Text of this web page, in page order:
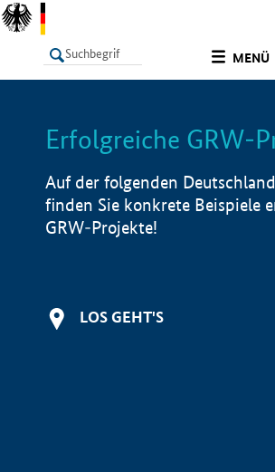
MENÜ
LISTE
Erfolgreiche GRW-
Auf der folgenden
finden Sie konkrete Beispiele
GRW-Projekte!
LOS GEHT'S